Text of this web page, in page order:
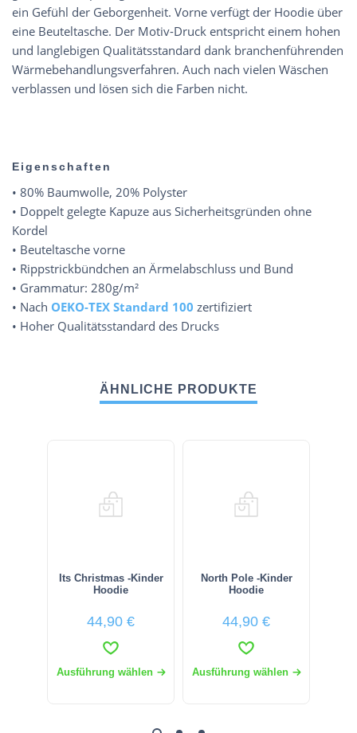
ein Gefühl der Geborgenheit. Vorne verfügt der Hoodie über
eine Beuteltasche. Der Motiv-Druck entspricht einem hohen
und langlebigen Qualitätsstandard dank branchenführenden
Wärmebehandlungsverfahren. Auch nach vielen Wäschen
verblassen und lösen sich die Farben nicht.
Eigenschaften
• 80% Baumwolle, 20% Polyster
• Doppelt gelegte Kapuze aus Sicherheitsgründen ohne
Kordel
• Beuteltasche vorne
• Rippstrickbündchen an Ärmelabschluss und Bund
• Grammatur: 280g/m²
• Nach OEKO-TEX Standard 100 zertifiziert
• Hoher Qualitätsstandard des Drucks
ÄHNLICHE PRODUKTE
Its Christmas -Kinder
Hoodie
44,90 €
Ausführung wählen
North Pole -Kinder
Hoodie
44,90 €
Ausführung wählen